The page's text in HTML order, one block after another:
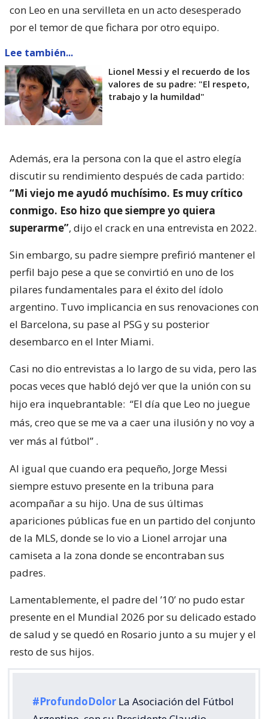
con Leo en una servilleta en un acto desesperado
por el temor de que fichara por otro equipo.
Lee también...
Lionel Messi y el recuerdo de los
valores de su padre: "El respeto,
trabajo y la humildad"
Además, era la persona con la que el astro elegía
discutir su rendimiento después de cada partido:
“Mi viejo me ayudó muchísimo. Es muy crítico
conmigo. Eso hizo que siempre yo quiera
superarme”, dijo el crack en una entrevista en 2022.
Sin embargo, su padre siempre prefirió mantener el
perfil bajo pese a que se convirtió en uno de los
pilares fundamentales para el éxito del ídolo
argentino. Tuvo implicancia en sus renovaciones con
el Barcelona, su pase al PSG y su posterior
desembarco en el Inter Miami.
Casi no dio entrevistas a lo largo de su vida, pero las
pocas veces que habló dejó ver que la unión con su
hijo era inquebrantable: “El día que Leo no juegue
más, creo que se me va a caer una ilusión y no voy a
ver más al fútbol” .
Al igual que cuando era pequeño, Jorge Messi
siempre estuvo presente en la tribuna para
acompañar a su hijo. Una de sus últimas
apariciones públicas fue en un partido del conjunto
de la MLS, donde se lo vio a Lionel arrojar una
camiseta a la zona donde se encontraban sus
padres.
Lamentablemente, el padre del ’10’ no pudo estar
presente en el Mundial 2026 por su delicado estado
de salud y se quedó en Rosario junto a su mujer y el
resto de sus hijos.
#ProfundoDolor La Asociación del Fútbol